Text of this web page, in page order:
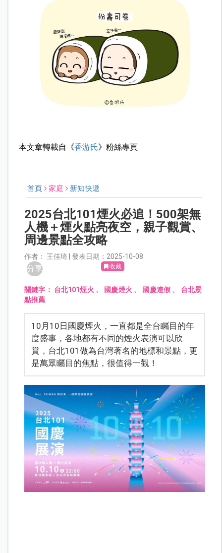
本文章轉載自《香游氏》粉絲專頁
首頁 家庭 新知快遞
2025台北101煙火必追！500架無
人機＋煙火點亮夜空，親子觀賞、
周邊景點全攻略
作者： 王佳琦 | 發表日期：2025-10-08
分享 收藏
關鍵字： 台北101煙火 、 國慶煙火 、 國慶連假 、 台北景
點推薦
10月10日國慶煙火，一直都是全台矚目的年
度盛事，各地都有不同的煙火表演可以欣
賞，台北101做為台灣著名的地標和景點，更
是萬眾矚目的焦點，很值得一觀！